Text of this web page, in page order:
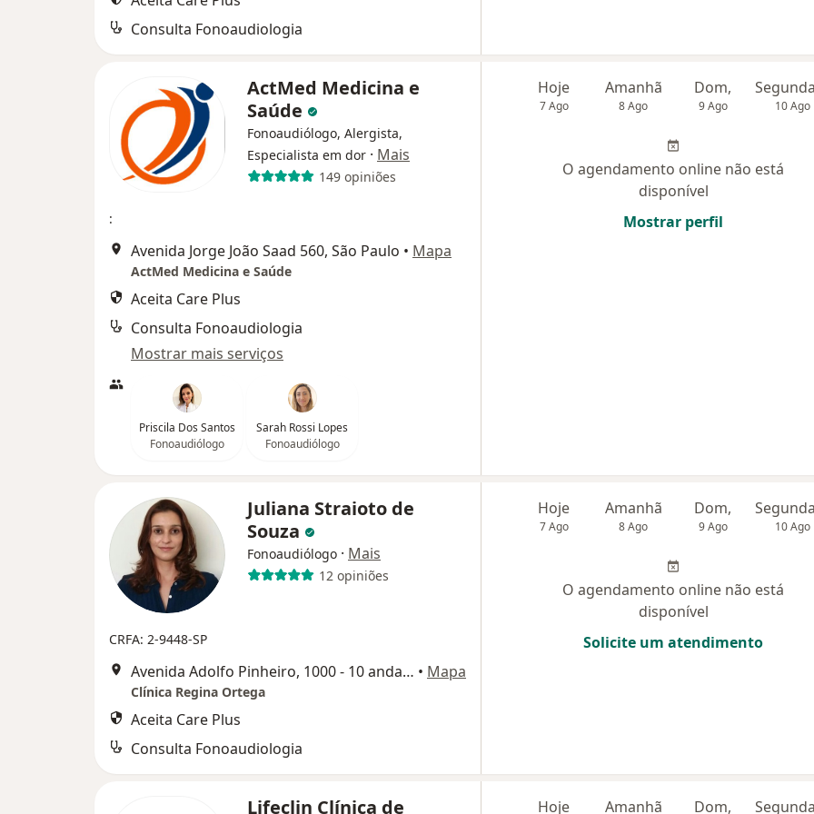
Consulta Fonoaudiologia
ActMed Medicina e
Saúde
Fonoaudiólogo, Alergista,
Especialista em dor · Mais
149 opiniões
:
Avenida Jorge João Saad 560, São Paulo • Mapa
ActMed Medicina e Saúde
Aceita Care Plus
Consulta Fonoaudiologia
Mostrar mais serviços
Priscila Dos Santos
Fonoaudiólogo
Sarah Rossi Lopes
Fonoaudiólogo
Hoje
7 Ago
Amanhã
8 Ago
Dom,
9 Ago 10 Ago
O agendamento online não está
disponível
Mostrar perfil
Juliana Straioto de
Souza
Fonoaudiólogo · Mais
12 opiniões
CRFA: 2-9448-SP
Avenida Adolfo Pinheiro, 1000 - 10 andar - Cj103 - Edifício Bueno de Moares -Alto da Boa Vista, São Paulo • Mapa
Clínica Regina Ortega
Aceita Care Plus
Consulta Fonoaudiologia
Hoje
7 Ago
Amanhã
8 Ago
Dom,
9 Ago 10 Ago
O agendamento online não está
disponível
Solicite um atendimento
Lifeclin Clínica de Hoje Amanhã Dom,